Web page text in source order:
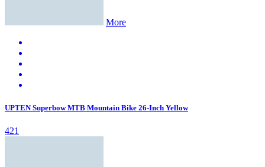
More
UPTEN Superbow MTB Mountain Bike 26-Inch Yellow
421